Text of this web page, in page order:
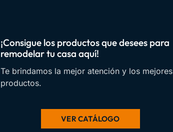
¡Consigue los productos que desees para
remodelar tu casa aquí!
Te brindamos la mejor atención y los mejores
productos.
VER CATÁLOGO